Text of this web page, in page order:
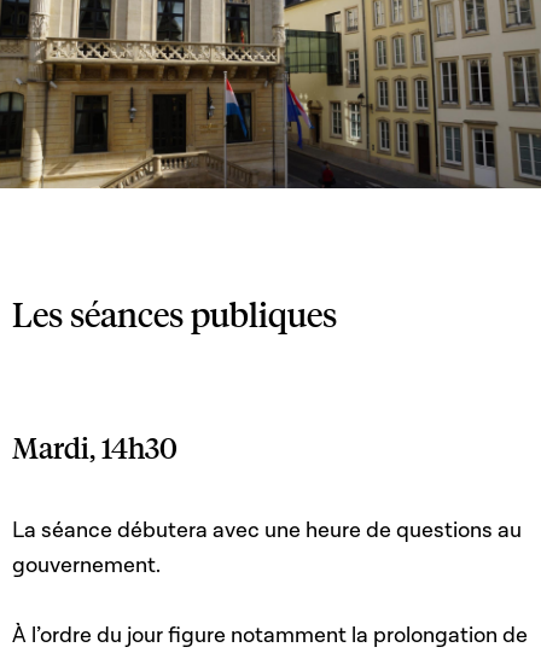
Les séances publiques
Mardi, 14h30
La séance débutera avec une heure de questions au
gouvernement.
À l’ordre du jour figure notamment la prolongation de